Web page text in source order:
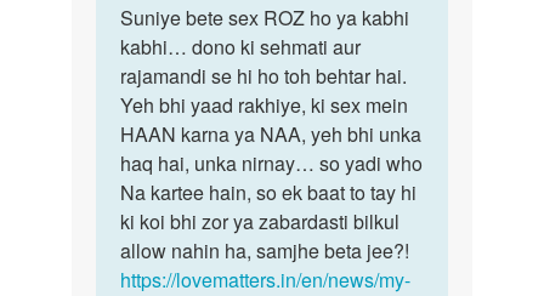
to
mujhe
Roj
sex
karne
ka
mood…
by
Sunil
Suniye
bete
sex
ROZ
ho
ya…
Suniye bete sex ROZ ho ya kabhi
kabhi… dono ki sehmati aur
rajamandi se hi ho toh behtar hai.
Yeh bhi yaad rakhiye, ki sex mein
HAAN karna ya NAA, yeh bhi unka
haq hai, unka nirnay… so yadi who
Na kartee hain, so ek baat to tay hi
ki koi bhi zor ya zabardasti bilkul
allow nahin ha, samjhe beta jee?!
https://lovematters.in/en/news/my-